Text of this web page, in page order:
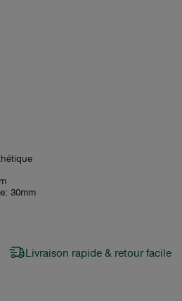
: 30mm
Livraison rapide & retour facile